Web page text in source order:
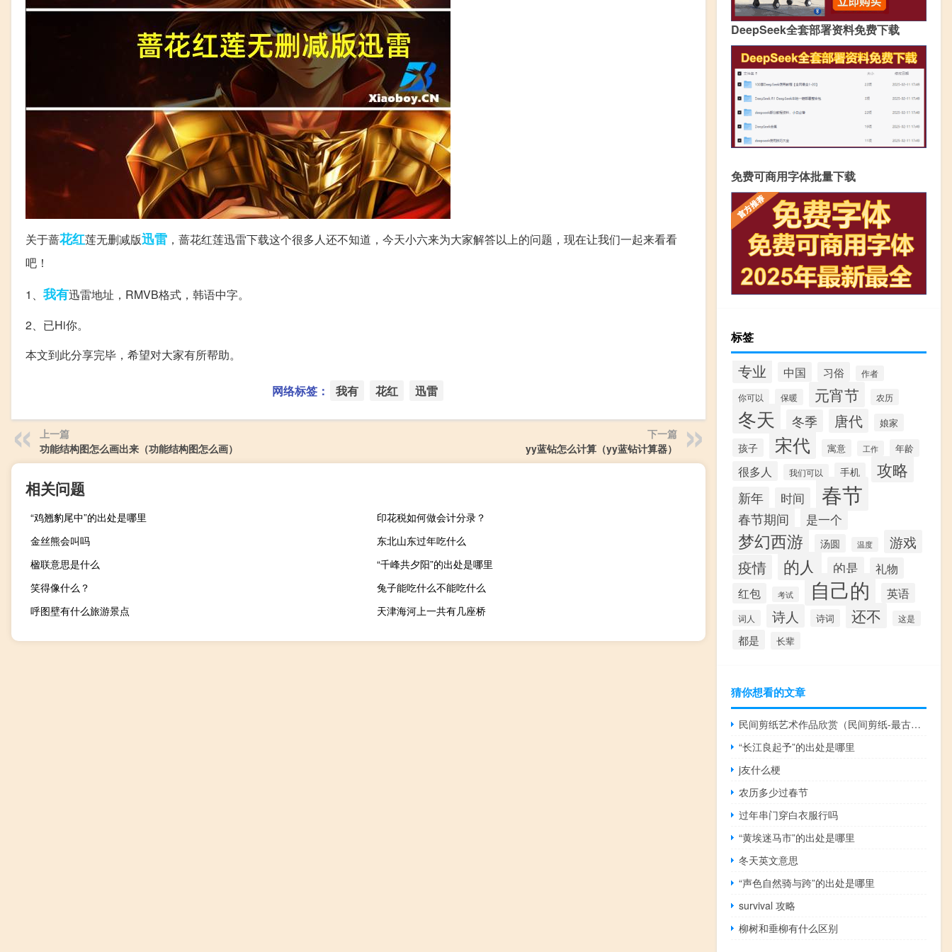
关于蔷花红莲无删减版迅雷 ，蔷花红莲迅雷下载这个很多人还不知道，今天小六来为大家解答以上的问题，现在让我们一起来看看
吧！
1、 我有迅雷地址，RMVB格式，韩语中字。
2、已Hi你。
本文到此分享完毕，希望对大家有所帮助。
网络标签： 我有 花红 迅雷
上一篇
功能结构图怎么画出来（功能结构图怎么画）
下一篇
yy蓝钻怎么计算（yy蓝钻计算器）
相关问题
“鸡翘豹尾中”的出处是哪里
印花税如何做会计分录？
金丝熊会叫吗
东北山东过年吃什么
楹联意思是什么
“千峰共夕阳”的出处是哪里
笑得像什么？
兔子能吃什么不能吃什么
呼图壁有什么旅游景点
天津海河上一共有几座桥
DeepSeek全套部署资料免费下载
免费可商用字体批量下载
标签
专业 中国 习俗 作者
你可以 保暖 元宵节 农历
冬天 冬季 唐代 娘家
孩子 宋代 寓意 工作 年龄
很多人 我们可以 手机 攻略
新年 时间 春节
春节期间 是一个
梦幻西游 汤圆 温度 游戏
疫情 的人 的是 礼物
红包 考试 自己的 英语
词人 诗人 诗词 还不 这是
都是 长辈
猜你想看的文章
民间剪纸艺术作品欣赏（民间剪纸-最古老的民间艺术之一简介）
“长江良起予”的出处是哪里
j友什么梗
农历多少过春节
过年串门穿白衣服行吗
“黄埃迷马市”的出处是哪里
冬天英文意思
“声色自然骑与跨”的出处是哪里
survival 攻略
柳树和垂柳有什么区别